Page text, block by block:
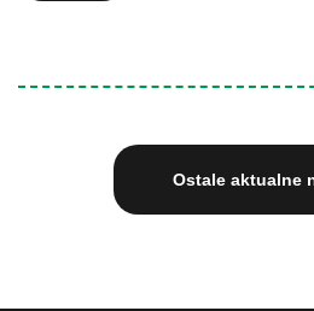
Ostale aktualne